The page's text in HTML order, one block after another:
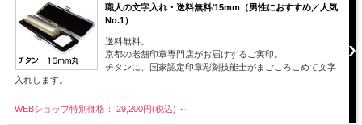
職人の文字入れ・送料無料/15mm（男性におすすめ／人気
No.1）
送料無料。
京都の老舗印章専門店がお届けするご実印。
チタンに、国家認定印章彫刻技能士がまごころこめて文字
入れします。
WEBショップ特別価格： 29,200円(税込) ～